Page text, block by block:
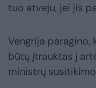
tuo atveju, jei jis
Vengrija paragino,
būtų įtrauktas į
ministrų